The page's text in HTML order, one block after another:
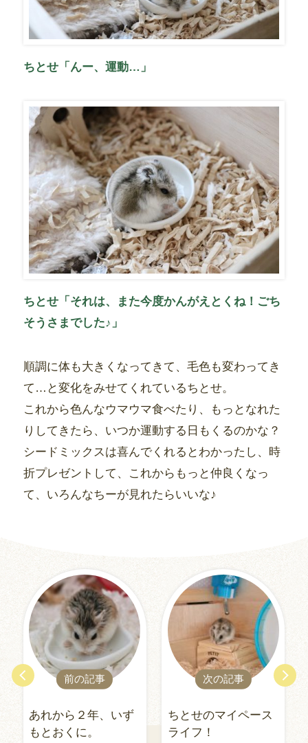
ちとせ「んー、運動…」
ちとせ「それは、また今度かんがえとくね！ごち
そうさまでした♪」
順調に体も大きくなってきて、毛色も変わってき
て…と変化をみせてくれているちとせ。
これから色んなウマウマ食べたり、もっとなれた
りしてきたら、いつか運動する日もくるのかな？
シードミックスは喜んでくれるとわかったし、時
折プレゼントして、これからもっと仲良くなっ
て、いろんなちーが見れたらいいな♪
前の記事
あれから２年、いず
もとおくに。
次の記事
ちとせのマイペース
ライフ！